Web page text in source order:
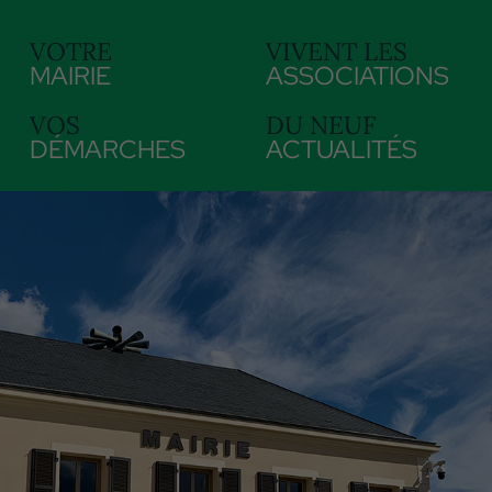
VOTRE
MAIRIE
VIVENT LES
ASSOCIATIONS
VOS
DÉMARCHES
DU NEUF
ACTUALITÉS